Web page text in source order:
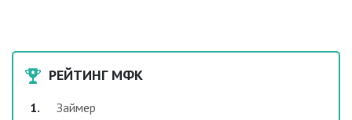
РЕЙТИНГ МФК
Займер